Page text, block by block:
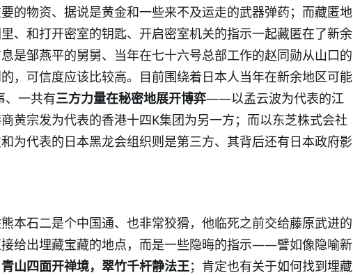
的物资、据说是黄金和一些来不及运走的武器弹药；而藏匿地
、和打开密室的钥匙、开启密室机关的指示一起藏匿在了新余
是邹燕平的舅舅、当年在七十六号总部工作的赵同勋从山口的
，可信度应该比较高。目前围绕着日本人当年在新余地区可能
、一共有三方力量在秘密地展开博弈——以孟云波为代表的江
黄宗发为代表的香港十四K集团为另一方；而以东芝株式会社
为代表的日本黑龙会组织则是第三方、其背后还有日本政府影
本石二是个中国通、也非常狡猾，他临死之前交给藤原武进的
给出埋藏宝藏的地点，而是一些隐晦的指示——譬如像隐喻新
青山四面开禅境，翠竹千杆静法王；肯定也有关于如何找到埋藏